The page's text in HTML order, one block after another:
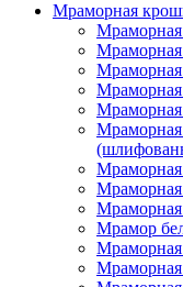
Мраморная
Мраморная
Мраморная
Мраморная
Мрамор
Мраморная
Мраморная